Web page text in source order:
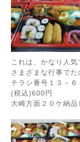
これは、かなり人気
さまざまな行事でた
チラシ番号１３－６
(税込)600円
大崎方面２０ケ納品